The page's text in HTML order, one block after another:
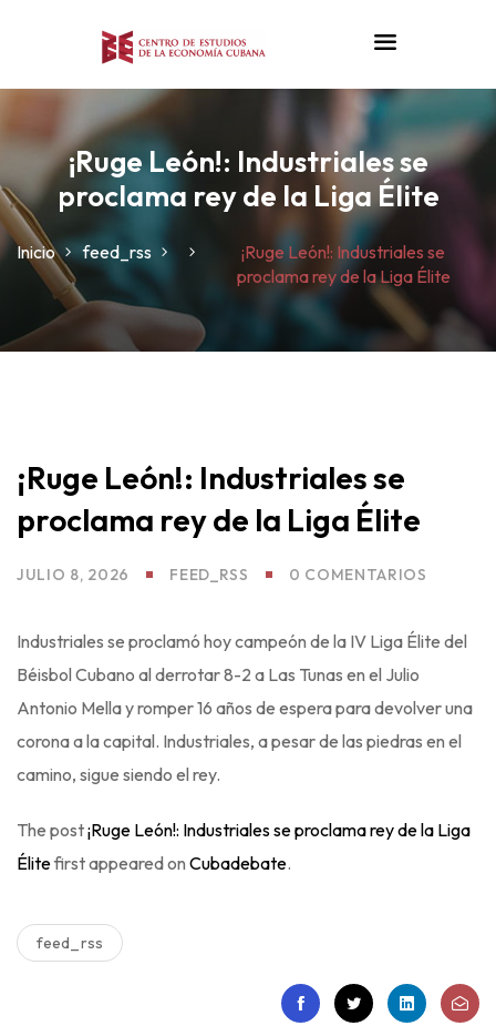
¡Ruge León!: Industriales se
proclama rey de la Liga Élite
Inicio feed_rss
¡Ruge León!: Industriales se
proclama rey de la Liga Élite
¡Ruge León!: Industriales se
proclama rey de la Liga Élite
JULIO 8, 2026 FEED_RSS 0 COMENTARIOS
Industriales se proclamó hoy campeón de la IV Liga Élite del
Béisbol Cubano al derrotar 8-2 a Las Tunas en el Julio
Antonio Mella y romper 16 años de espera para devolver una
corona a la capital. Industriales, a pesar de las piedras en el
camino, sigue siendo el rey.
The post¡Ruge León!: Industriales se proclama rey de la Liga
Élitefirst appeared on Cubadebate.
feed_rss